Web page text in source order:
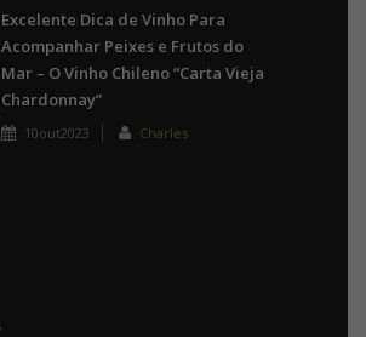
Excelente Dica de Vinho Para
Acompanhar Peixes e Frutos do
Mar – O Vinho Chileno “Carta Vieja
Chardonnay”
10out2023 Charles